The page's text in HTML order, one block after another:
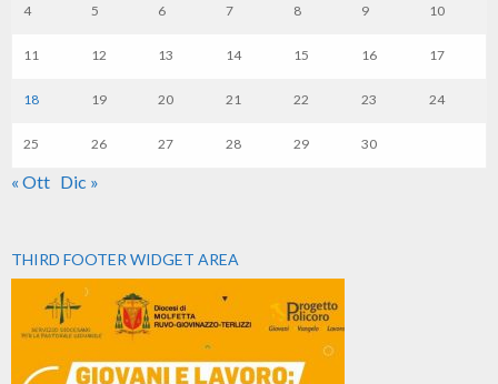
4 5 6 7 8 9 10
11 12 13 14 15 16 17
18 19 20 21 22 23 24
25 26 27 28 29 30
« Ott Dic »
THIRD FOOTER WIDGET AREA